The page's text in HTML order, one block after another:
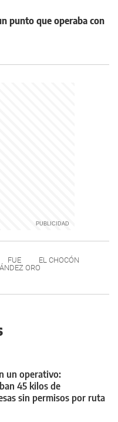
punto que operaba con
FUE
EL CHOCÓN
ORO
un operativo:
45 kilos de
sin permisos por ruta